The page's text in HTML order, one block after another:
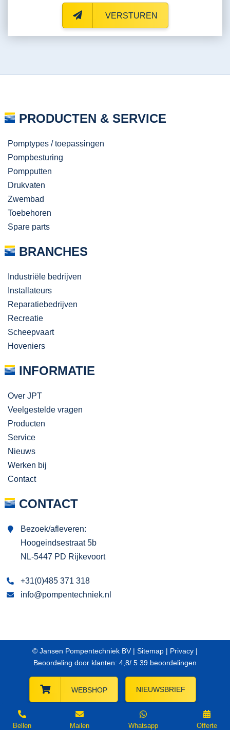
VERSTUREN
PRODUCTEN & SERVICE
Pomptypes / toepassingen
Pompbesturing
Pompputten
Drukvaten
Zwembad
Toebehoren
Spare parts
BRANCHES
Industriële bedrijven
Installateurs
Reparatiebedrijven
Recreatie
Scheepvaart
Hoveniers
INFORMATIE
Over JPT
Veelgestelde vragen
Producten
Service
Nieuws
Werken bij
Contact
CONTACT
Bezoek/afleveren:
Hoogeindsestraat 5b
NL-5447 PD Rijkevoort
+31(0)485 371 318
info@pompentechniek.nl
© Jansen Pompentechniek BV | Sitemap | Privacy |
Beoordeling door klanten: 4,8/ 5 39 beoordelingen
WEBSHOP NIEUWSBRIEF
Bellen Mailen Whatsapp Offerte